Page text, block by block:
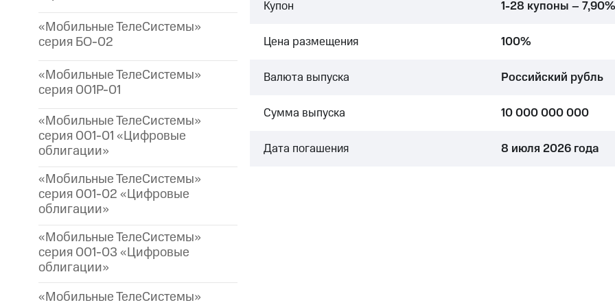
«Мобильные ТелеСистемы»
серия БО-02
«Мобильные ТелеСистемы»
серия 001P-01
«Мобильные ТелеСистемы»
серия 001-01 «Цифровые
облигации»
«Мобильные ТелеСистемы»
серия 001-02 «Цифровые
облигации»
«Мобильные ТелеСистемы»
серия 001-03 «Цифровые
облигации»
«Мобильные ТелеСистемы»
Купон 1-28 купоны – 7,90%
Цена размещения 100%
Валюта выпуска Российский рубль
Сумма выпуска 10 000 000 000
Дата погашения 8 июля 2026 года